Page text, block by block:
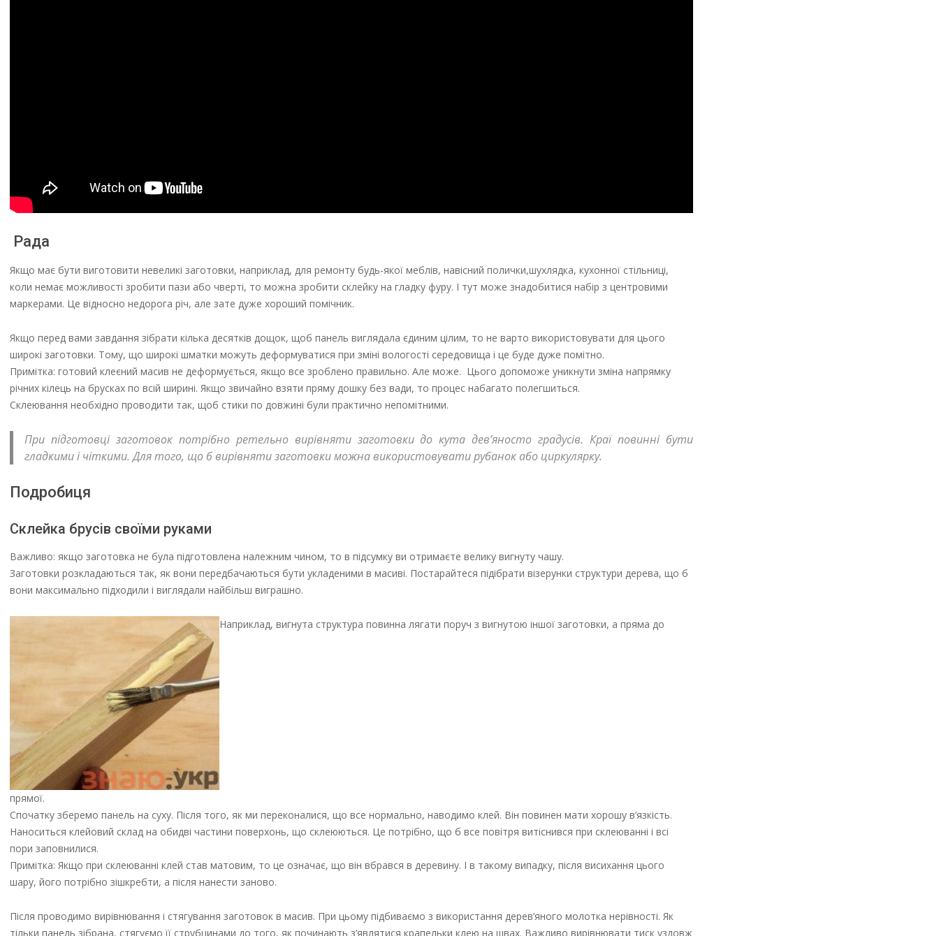
Рада
Якщо має бути виготовити невеликі заготовки, наприклад, для ремонту будь-якої меблів, навісний полички,шухлядка, кухонної стільниці,
коли немає можливості зробити пази або чверті, то можна зробити склейку на гладку фуру. І тут може знадобитися набір з центровими
маркерами. Це відносно недорога річ, але зате дуже хороший помічник.
Якщо перед вами завдання зібрати кілька десятків дощок, щоб панель виглядала єдиним цілим, то не варто використовувати для цього
широкі заготовки. Тому, що широкі шматки можуть деформуватися при зміні вологості середовища і це буде дуже помітно.
Примітка: готовий клеєний масив не деформується, якщо все зроблено правильно. Але може. Цього допоможе уникнути зміна напрямку
річних кілець на брусках по всій ширині. Якщо звичайно взяти пряму дошку без вади, то процес набагато полегшиться.
Склеювання необхідно проводити так, щоб стики по довжині були практично непомітними.
При підготовці заготовок потрібно ретельно вирівняти заготовки до кута дев’яносто градусів. Краї повинні бути
гладкими і чіткими. Для того, що б вирівняти заготовки можна використовувати рубанок або циркулярку.
Подробиця
Склейка брусів своїми руками
Важливо: якщо заготовка не була підготовлена належним чином, то в підсумку ви отримаєте велику вигнуту чашу.
Заготовки розкладаються так, як вони передбачаються бути укладеними в масиві. Постарайтеся підібрати візерунки структури дерева, що б
вони максимально підходили і виглядали найбільш виграшно.
Наприклад, вигнута структура повинна лягати поруч з вигнутою іншої заготовки, а пряма до
прямої.
Спочатку зберемо панель на суху. Після того, як ми переконалися, що все нормально, наводимо клей. Він повинен мати хорошу в’язкість.
Наноситься клейовий склад на обидві частини поверхонь, що склеюються. Це потрібно, що б все повітря витіснився при склеюванні і всі
пори заповнилися.
Примітка: Якщо при склеюванні клей став матовим, то це означає, що він вбрався в деревину. І в такому випадку, після висихання цього
шару, його потрібно зішкребти, а після нанести заново.
Після проводимо вирівнювання і стягування заготовок в масив. При цьому підбиваємо з використання дерев’яного молотка нерівності. Як
тільки панель зібрана, стягуємо її струбцинами до того, як починають з’являтися крапельки клею на швах. Важливо вирівнювати тиск уздовж